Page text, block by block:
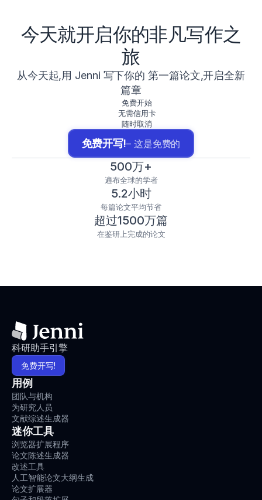
今天就开启你的非凡写作之
旅
从今天起,用 Jenni 写下你的 第一篇论文,开启全新
篇章
免费开始
无需信用卡
随时取消
免费开写!– 这是免费的
500万+
遍布全球的学者
5.2小时
每篇论文平均节省
超过1500万篇
在鉴研上完成的论文
科研助手引擎
免费开写!
用例
团队与机构
为研究人员
文献综述生成器
迷你工具
浏览器扩展程序
论文陈述生成器
改述工具
人工智能论文大纲生成
论文扩展器